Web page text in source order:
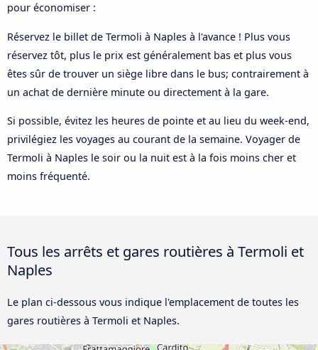
pour économiser :
Réservez le billet de Termoli à Naples à l'avance ! Plus vous
réservez tôt, plus le prix est généralement bas et plus vous
êtes sûr de trouver un siège libre dans le bus; contrairement à
un achat de dernière minute ou directement à la gare.
Si possible, évitez les heures de pointe et au lieu du week-end,
privilégiez les voyages au courant de la semaine. Voyager de
Termoli à Naples le soir ou la nuit est à la fois moins cher et
moins fréquenté.
Tous les arrêts et gares routières à Termoli et
Naples
Le plan ci-dessous vous indique l'emplacement de toutes les
gares routières à Termoli et Naples.